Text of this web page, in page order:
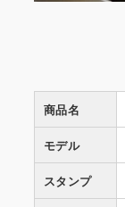
商品名
モデル
スタンプ